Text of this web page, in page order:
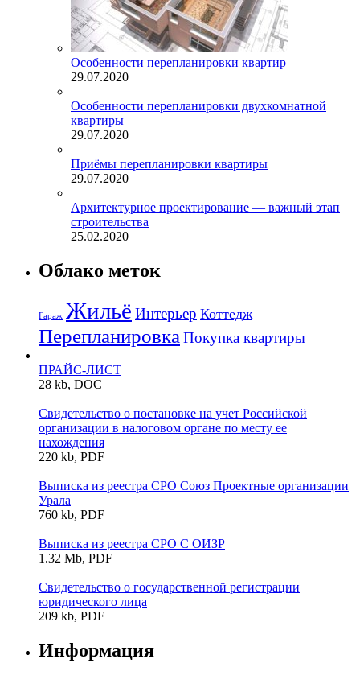
Особенности перепланировки квартир
29.07.2020
Особенности перепланировки двухкомнатной
квартиры
29.07.2020
Приёмы перепланировки квартиры
29.07.2020
Архитектурное проектирование — важный этап
строительства
25.02.2020
Облако меток
Гараж Жильё Интерьер Коттедж
Перепланировка Покупка квартиры
ПРАЙС-ЛИСТ
28 kb, DOC
Свидетельство о постановке на учет Российской
организации в налоговом органе по месту ее
нахождения
220 kb, PDF
Выписка из реестра СРО Союз Проектные организации
Урала
760 kb, PDF
Выписка из реестра СРО С ОИЗР
1.32 Mb, PDF
Свидетельство о государственной регистрации
юридического лица
209 kb, PDF
Информация